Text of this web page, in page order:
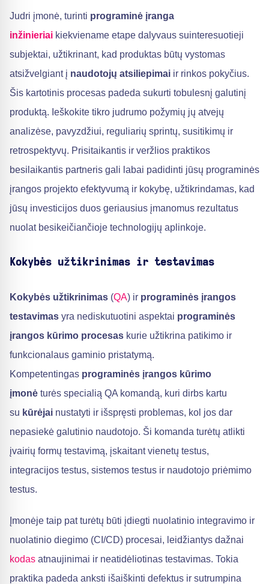
Judri įmonė, turinti programinė įranga
inžinieriai kiekviename etape dalyvaus suinteresuotieji
subjektai, užtikrinant, kad produktas būtų vystomas
atsižvelgiant į naudotojų atsiliepimai ir rinkos pokyčius.
Šis kartotinis procesas padeda sukurti tobulesnį galutinį
produktą. Ieškokite tikro judrumo požymių jų atvejų
analizėse, pavyzdžiui, reguliarių sprintų, susitikimų ir
retrospektyvų. Prisitaikantis ir veržlios praktikos
besilaikantis partneris gali labai padidinti jūsų programinės
įrangos projekto efektyvumą ir kokybę, užtikrindamas, kad
jūsų investicijos duos geriausius įmanomus rezultatus
nuolat besikeičiančioje technologijų aplinkoje.
Kokybės užtikrinimas ir testavimas
Kokybės užtikrinimas (QA) ir programinės įrangos
testavimas yra nediskutuotini aspektai programinės
įrangos kūrimo procesas kurie užtikrina patikimo ir
funkcionalaus gaminio pristatymą.
Kompetentingas programinės įrangos kūrimo
įmonė turės specialią QA komandą, kuri dirbs kartu
su kūrėjai nustatyti ir išspręsti problemas, kol jos dar
nepasiekė galutinio naudotojo. Ši komanda turėtų atlikti
įvairių formų testavimą, įskaitant vienetų testus,
integracijos testus, sistemos testus ir naudotojo priėmimo
testus.
Įmonėje taip pat turėtų būti įdiegti nuolatinio integravimo ir
nuolatinio diegimo (CI/CD) procesai, leidžiantys dažnai
kodas atnaujinimai ir neatidėliotinas testavimas. Tokia
praktika padeda anksti išaiškinti defektus ir sutrumpina